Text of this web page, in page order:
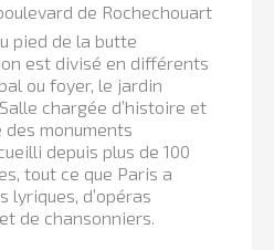
de Rochechouart
pied de la butte
est divisé en différents
ou foyer, le jardin
chargée d’histoire et
des monuments
depuis plus de 100
tout ce que Paris a
lyriques, d’opéras
de chansonniers.